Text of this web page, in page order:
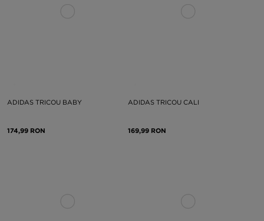
ADIDAS TRICOU BABY
174,99 RON
ADIDAS TRICOU CALI
169,99 RON